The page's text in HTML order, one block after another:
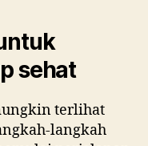
sehat
terlihat
langkah